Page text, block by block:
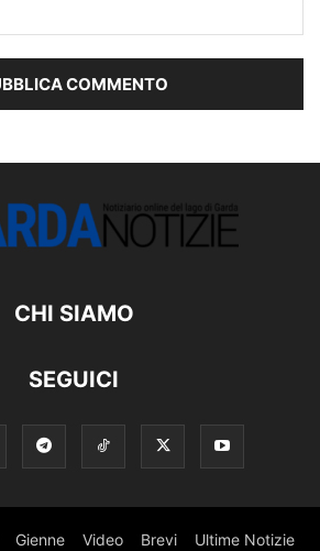
CHI SIAMO
SEGUICI
Gienne Video Brevi Ultime Notizie